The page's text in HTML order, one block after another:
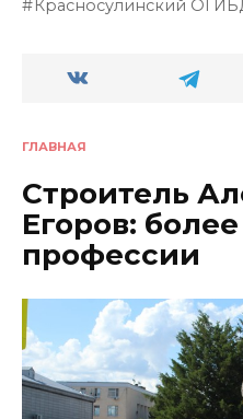
Красносулинский
ГЛАВНАЯ
Строитель
Егоров:
профессии